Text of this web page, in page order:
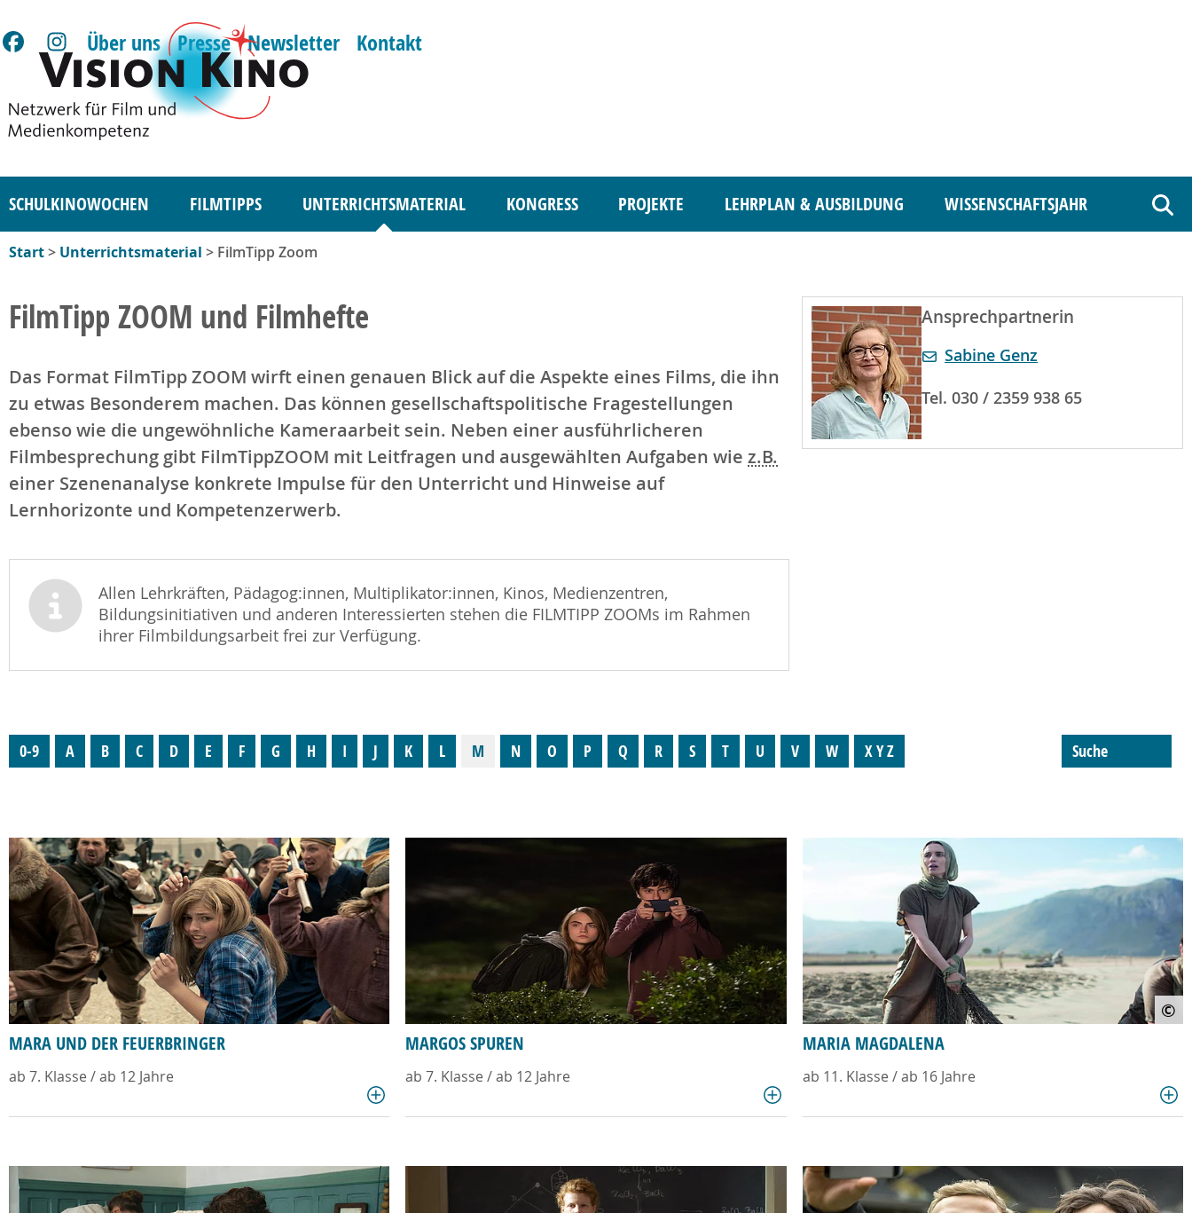
Über uns Presse Newsletter Kontakt
SCHULKINOWOCHEN FILMTIPPS UNTERRICHTSMATERIAL KONGRESS PROJEKTE LEHRPLAN & AUSBILDUNG WISSENSCHAFTSJAHR
Start> Unterrichtsmaterial > FilmTipp Zoom
FilmTipp ZOOM und Filmhefte
Das Format FilmTipp ZOOM wirft einen genauen Blick auf die Aspekte eines Films, die ihn
zu etwas Besonderem machen. Das können gesellschaftspolitische Fragestellungen
ebenso wie die ungewöhnliche Kameraarbeit sein. Neben einer ausführlicheren
Filmbesprechung gibt FilmTippZOOM mit Leitfragen und ausgewählten Aufgaben wie z.B.
einer Szenenanalyse konkrete Impulse für den Unterricht und Hinweise auf
Lernhorizonte und Kompetenzerwerb.
Allen Lehrkräften, Pädagog:innen, Multiplikator:innen, Kinos, Medienzentren,
Bildungsinitiativen und anderen Interessierten stehen die FILMTIPP ZOOMs im Rahmen
ihrer Filmbildungsarbeit frei zur Verfügung.
Ansprechpartnerin
Sabine Genz
Tel. 030 / 2359 938 65
0-9 A B C D E F G H I J K L M N O P Q R S T U V W X Y Z Suche
MARA UND DER FEUERBRINGER
ab 7. Klasse / ab 12 Jahre
MARGOS SPUREN
ab 7. Klasse / ab 12 Jahre
©
MARIA MAGDALENA
ab 11. Klasse / ab 16 Jahre